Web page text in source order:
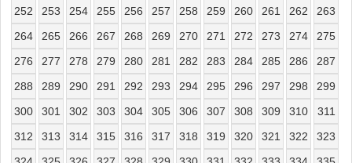
252
253 254 255 256 257 258 259 260 261 262
263
264
265 266 267 268 269 270 271 272 273 274
275
276
277 278 279 280 281 282 283 284 285 286
287
288
289 290 291 292 293 294 295 296 297 298
299
300
301 302 303 304 305 306 307 308 309 310
311
312
313 314 315 316 317 318 319 320 321 322
323